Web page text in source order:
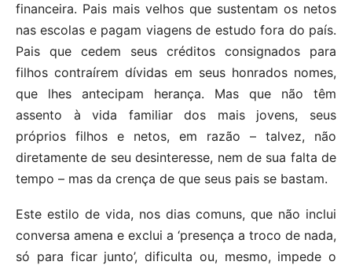
financeira. Pais mais velhos que sustentam os netos
nas escolas e pagam viagens de estudo fora do país.
Pais que cedem seus créditos consignados para
filhos contraírem dívidas em seus honrados nomes,
que lhes antecipam herança. Mas que não têm
assento à vida familiar dos mais jovens, seus
próprios filhos e netos, em razão – talvez, não
diretamente de seu desinteresse, nem de sua falta de
tempo – mas da crença de que seus pais se bastam.
Este estilo de vida, nos dias comuns, que não inclui
conversa amena e exclui a ‘presença a troco de nada,
só para ficar junto’, dificulta ou, mesmo, impede o